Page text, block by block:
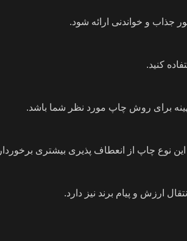
جذاب و خواندنی ارائه شود.
کنید.
برای روش چاپ مورد نظر شما باشد.
نوع چاپ از انعطاف پذیری بیشتری برخوردار
ارزش و پیام برند نیز دارد.